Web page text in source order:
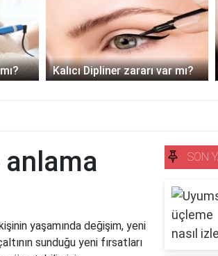
Kalıcı Dipliner zararı var mı?
yaşamında değişim, yeni
sunduğu yeni fırsatları
SON